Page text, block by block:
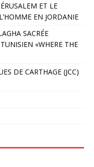
ET LE
EN JORDANIE
SACRÉE
«WHERE THE
DE CARTHAGE (JCC)